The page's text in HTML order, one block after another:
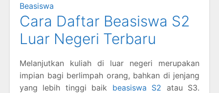
Beasiswa
Cara Daftar Beasiswa S2
Luar Negeri Terbaru
Melanjutkan kuliah di luar negeri merupakan
impian bagi berlimpah orang, bahkan di jenjang
yang lebih tinggi baik beasiswa S2 atau S3.